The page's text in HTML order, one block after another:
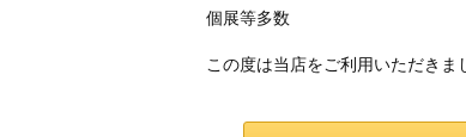
個展等多数
この度は当店をご利用いただきま